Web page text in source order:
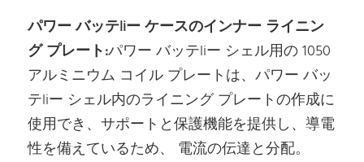
パワー バッテliー ケースのインナー ライニン
グ プレート:パワー バッテliー シェル用の 1050
アルミニウム コイル プレートは、パワー バッ
テliー シェル内のライニング プレートの作成に
使用でき、サポートと保護機能を提供し、導電
性を備えているため、 電流の伝達と分配。